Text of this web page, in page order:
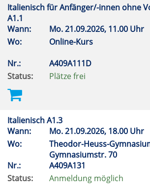
Italienisch für Anfänger/-innen ohne
A1.1
Wann:
Mo.21.09.2026, 11.00 Uhr
Wo:
Online-Kurs
Nr.:
A409A111D
Status:
Plätze frei
Italienisch A1.3
Wann:
Mo.21.09.2026, 18.00 Uhr
Wo:
Theodor-Heuss-
Gymnasiumstr. 70
Nr.:
A409A131
Status:
Anmeldung möglich